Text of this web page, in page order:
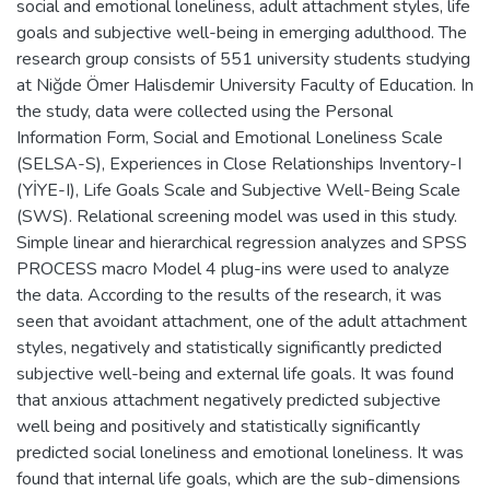
social and emotional loneliness, adult attachment styles, life
goals and subjective well-being in emerging adulthood. The
research group consists of 551 university students studying
at Niğde Ömer Halisdemir University Faculty of Education. In
the study, data were collected using the Personal
Information Form, Social and Emotional Loneliness Scale
(SELSA-S), Experiences in Close Relationships Inventory-I
(YİYE-I), Life Goals Scale and Subjective Well-Being Scale
(SWS). Relational screening model was used in this study.
Simple linear and hierarchical regression analyzes and SPSS
PROCESS macro Model 4 plug-ins were used to analyze
the data. According to the results of the research, it was
seen that avoidant attachment, one of the adult attachment
styles, negatively and statistically significantly predicted
subjective well-being and external life goals. It was found
that anxious attachment negatively predicted subjective
well being and positively and statistically significantly
predicted social loneliness and emotional loneliness. It was
found that internal life goals, which are the sub-dimensions